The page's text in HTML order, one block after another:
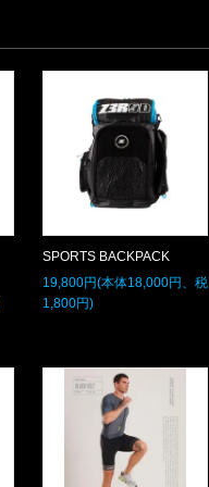
SPORTS BACKPACK
19,800円(本体18,000円、税
1,800円)